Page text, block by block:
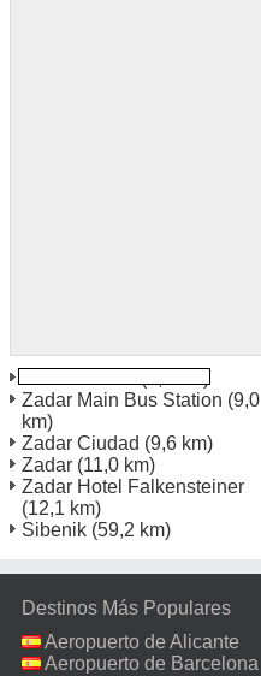
Zadar Main Bus Station (9,0
km)
Zadar Ciudad (9,6 km)
Zadar (11,0 km)
Zadar Hotel Falkensteiner
(12,1 km)
Sibenik (59,2 km)
Destinos Más Populares
Aeropuerto de Alicante
Aeropuerto de Barcelona